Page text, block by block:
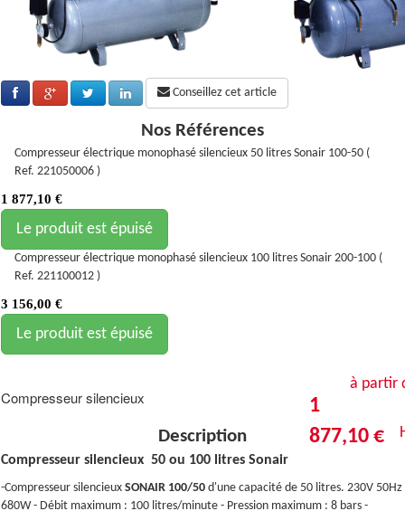
Conseillez cet article
Nos Références
Compresseur électrique monophasé silencieux 50 litres Sonair 100-50 (
Ref. 221050006 )
1 877,10 €
Le produit est épuisé
Compresseur électrique monophasé silencieux 100 litres Sonair 200-100 (
Ref. 221100012 )
3 156,00 €
Le produit est épuisé
à partir
1
877,10 €
Compresseur silencieux
Description
Compresseur silencieux 50 ou 100 litres Sonair
-Compresseur silencieux SONAIR 100/50 d'une capacité de 50 litres. 230V 50Hz
680W - Débit maximum : 100 litres/minute - Pression maximum : 8 bars -